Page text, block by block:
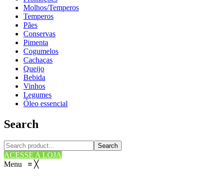
Molhos/Temperos
Temperos
Pães
Conservas
Pimenta
Cogumelos
Cachaças
Queijo
Bebida
Vinhos
Legumes
Óleo essencial
Search
Search
ACESSE A LOJA
Menu ≡ ╳